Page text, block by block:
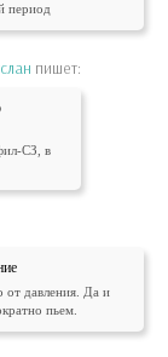
период
пишет:
СЗ, в
от давления. Да и
пьем.